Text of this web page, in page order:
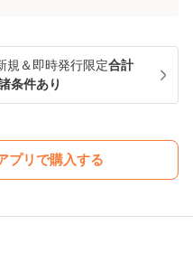
規＆即時発行限定合計
条件あり
プリで購入する